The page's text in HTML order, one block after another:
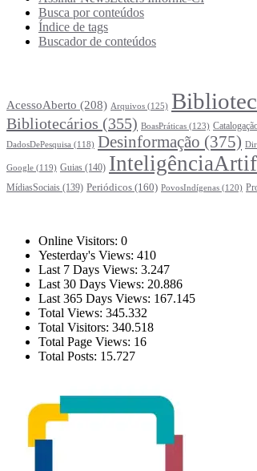
Busca por conteúdos
Índice de tags
Buscador de conteúdos
AcessoAberto (208) Arquivos (125)
Bibliotecários (355) BoasPráticas (123)
DadosDePesquisa (118) Desinformação (375)
Google (119) Guias (140)
MídiasSociais (139) Periódicos (160) PovosIndígenas (120)
Online Visitors: 0
Yesterday's Views: 410
Last 7 Days Views: 3.247
Last 30 Days Views: 20.886
Last 365 Days Views: 167.145
Total Views: 345.332
Total Visitors: 340.518
Total Page Views: 16
Total Posts: 15.727